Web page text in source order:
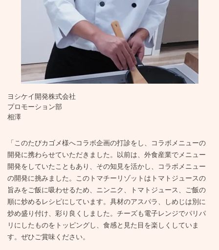
ヨシケイ開発株式会社
プロモーション部
相澤
「このたびカゴメ様へコラボ企画の打診をし、コラボメニューの
開発に携わらせていただきました。以前は、外食産業でメニュー
開発をしていたこともあり、その知見を活かし、コラボメニュー
の開発に挑みました。このトマチーリゾットはトマトジュースの
旨みをご飯に吸わせるため、ニンニク、トマトジュース、ご飯の
順に炒めるレシピにしています。具材のアスパラ、しめじは別に
炒め盛り付け、彩り良くしました。チーズも電子レンジでパリパ
リにしたものをトッピングし、食感と見た目を楽しくしていま
す。ぜひご賞味ください。